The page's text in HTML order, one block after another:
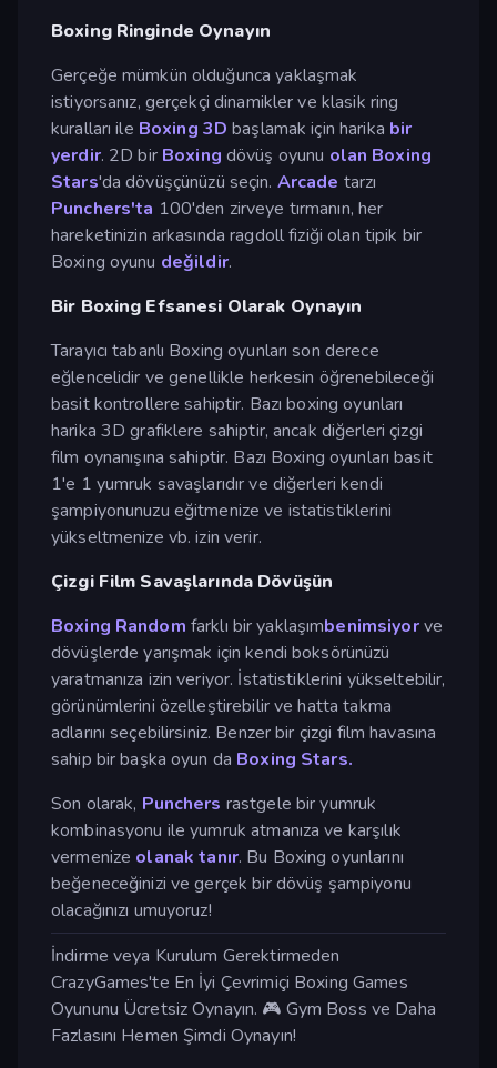
Boxing Ringinde Oynayın
Gerçeğe mümkün olduğunca yaklaşmak
istiyorsanız, gerçekçi dinamikler ve klasik ring
kuralları ile Boxing 3D başlamak için harika bir
yerdir. 2D bir Boxing dövüş oyunu olan Boxing
Stars'da dövüşçünüzü seçin. Arcade tarzı
Punchers'ta 100'den zirveye tırmanın, her
hareketinizin arkasında ragdoll fiziği olan tipik bir
Boxing oyunu değildir.
Bir Boxing Efsanesi Olarak Oynayın
Tarayıcı tabanlı Boxing oyunları son derece
eğlencelidir ve genellikle herkesin öğrenebileceği
basit kontrollere sahiptir. Bazı boxing oyunları
harika 3D grafiklere sahiptir, ancak diğerleri çizgi
film oynanışına sahiptir. Bazı Boxing oyunları basit
1'e 1 yumruk savaşlarıdır ve diğerleri kendi
şampiyonunuzu eğitmenize ve istatistiklerini
yükseltmenize vb. izin verir.
Çizgi Film Savaşlarında Dövüşün
Boxing Random farklı bir yaklaşımbenimsiyorve
dövüşlerde yarışmak için kendi boksörünüzü
yaratmanıza izin veriyor. İstatistiklerini yükseltebilir,
görünümlerini özelleştirebilir ve hatta takma
adlarını seçebilirsiniz. Benzer bir çizgi film havasına
sahip bir başka oyun da Boxing Stars.
Son olarak, Punchers rastgele bir yumruk
kombinasyonu ile yumruk atmanıza ve karşılık
vermenize olanak tanır. Bu Boxing oyunlarını
beğeneceğinizi ve gerçek bir dövüş şampiyonu
olacağınızı umuyoruz!
İndirme veya Kurulum Gerektirmeden
CrazyGames'te En İyi Çevrimiçi Boxing Games
Oyununu Ücretsiz Oynayın. 🎮 Gym Boss ve Daha
Fazlasını Hemen Şimdi Oynayın!